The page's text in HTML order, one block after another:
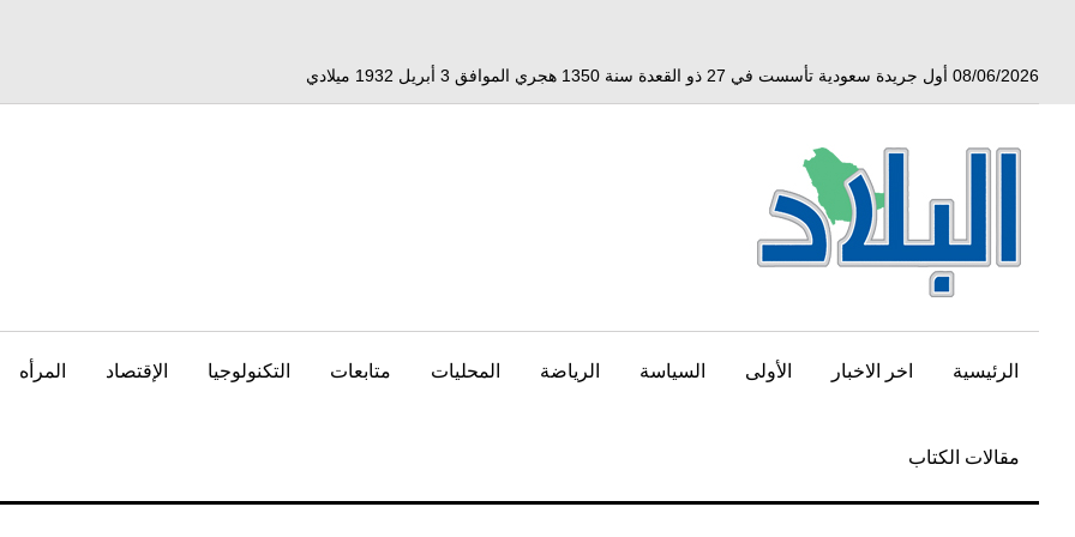
08/06/2026 أول جريدة سعودية تأسست في 27 ذو القعدة سنة 1350 هجري الموافق 3 أبريل 1932 ميلادي
الرئيسية اخر الاخبار الأولى السياسة الرياضة المحليات متابعات التكنولوجيا الإقتصاد المرأه
مقالات الكتاب